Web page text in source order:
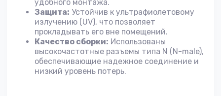
удобного монтажа.
Защита: Устойчив к ультрафиолетовому
излучению (UV), что позволяет
прокладывать его вне помещений.
Качество сборки: Использованы
высокочастотные разъемы типа N (N-male),
обеспечивающие надежное соединение и
низкий уровень потерь.